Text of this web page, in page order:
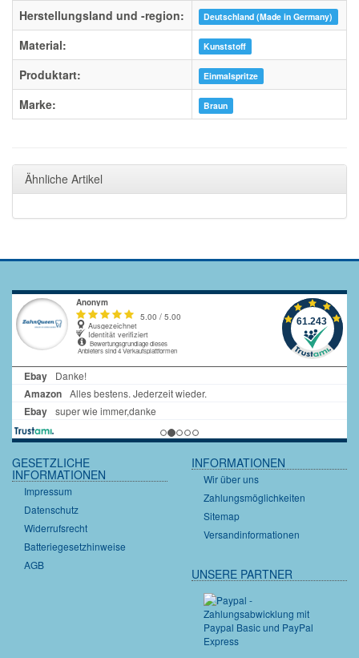
Herstellungsland und -region: Deutschland (Made in Germany)
Material: Kunststoff
Produktart: Einmalspritze
Marke: Braun
Ähnliche Artikel
GESETZLICHE
INFORMATIONEN
Impressum
Datenschutz
Widerrufsrecht
Batteriegesetzhinweise
AGB
INFORMATIONEN
Wir über uns
Zahlungsmöglichkeiten
Sitemap
Versandinformationen
UNSERE PARTNER